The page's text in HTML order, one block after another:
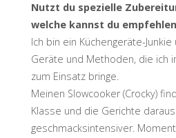
Nutzt du spezielle
welche kannst du
Ich bin ein Küchengeräte-
Geräte und Methoden, die ich
zum Einsatz bringe.
Meinen Slowcooker (Crocky)
Klasse und die Gerichte
geschmacksintensiver.